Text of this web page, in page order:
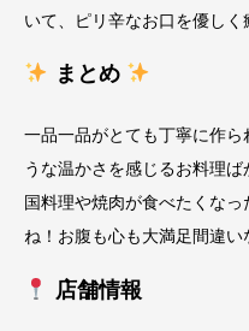
いて、ピリ辛なお口を優しく
まとめ
一品一品がとても丁寧に作
うな温かさを感じるお料理
国料理や焼肉が食べたくな
ね！お腹も心も大満足間違い
店舗情報